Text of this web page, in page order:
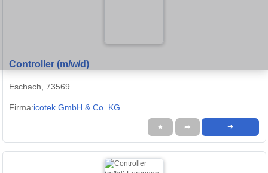
Controller (m/w/d)
Eschach, 73569
Firma:icotek GmbH & Co. KG
★ ➦ ➜